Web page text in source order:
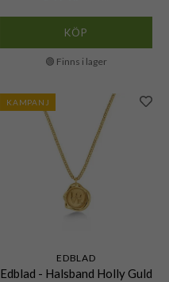
KÖP
🟢 Finns i lager
KAMPANJ
EDBLAD
Edblad - Halsband Holly Guld